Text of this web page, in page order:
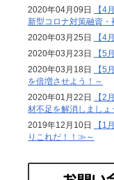
2020年04月09日
【4
新型コロナ対策融資
2020年03月25日
【4
2020年03月23日
【5
2020年03月18日
【5
を倍増させよう！～
2020年01月22日
【2
材不足を解消しましょ
2019年12月10日
【1
りこれだ！！≫～